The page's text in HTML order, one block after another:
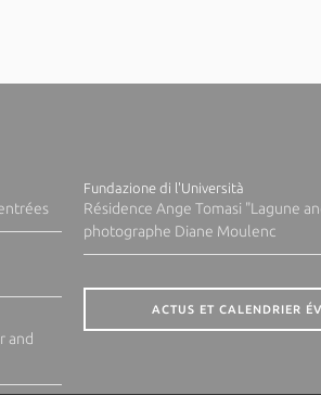
and
Fundazione di l'Università
Résidence Ange Tomasi "Lagune
photographe Diane Moulenc
ACTUS ET CALENDRIER